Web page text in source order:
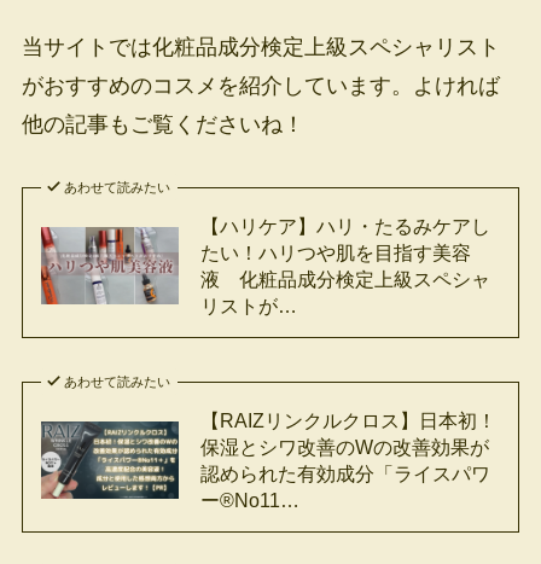
当サイトでは化粧品成分検定上級スペシャリスト
がおすすめのコスメを紹介しています。よければ
他の記事もご覧くださいね！
あわせて読みたい
【ハリケア】ハリ・たるみケアし
たい！ハリつや肌を目指す美容
液 化粧品成分検定上級スペシャ
リストが…
あわせて読みたい
【RAIZリンクルクロス】日本初！
保湿とシワ改善のWの改善効果が
認められた有効成分「ライスパワ
ー®︎No11…